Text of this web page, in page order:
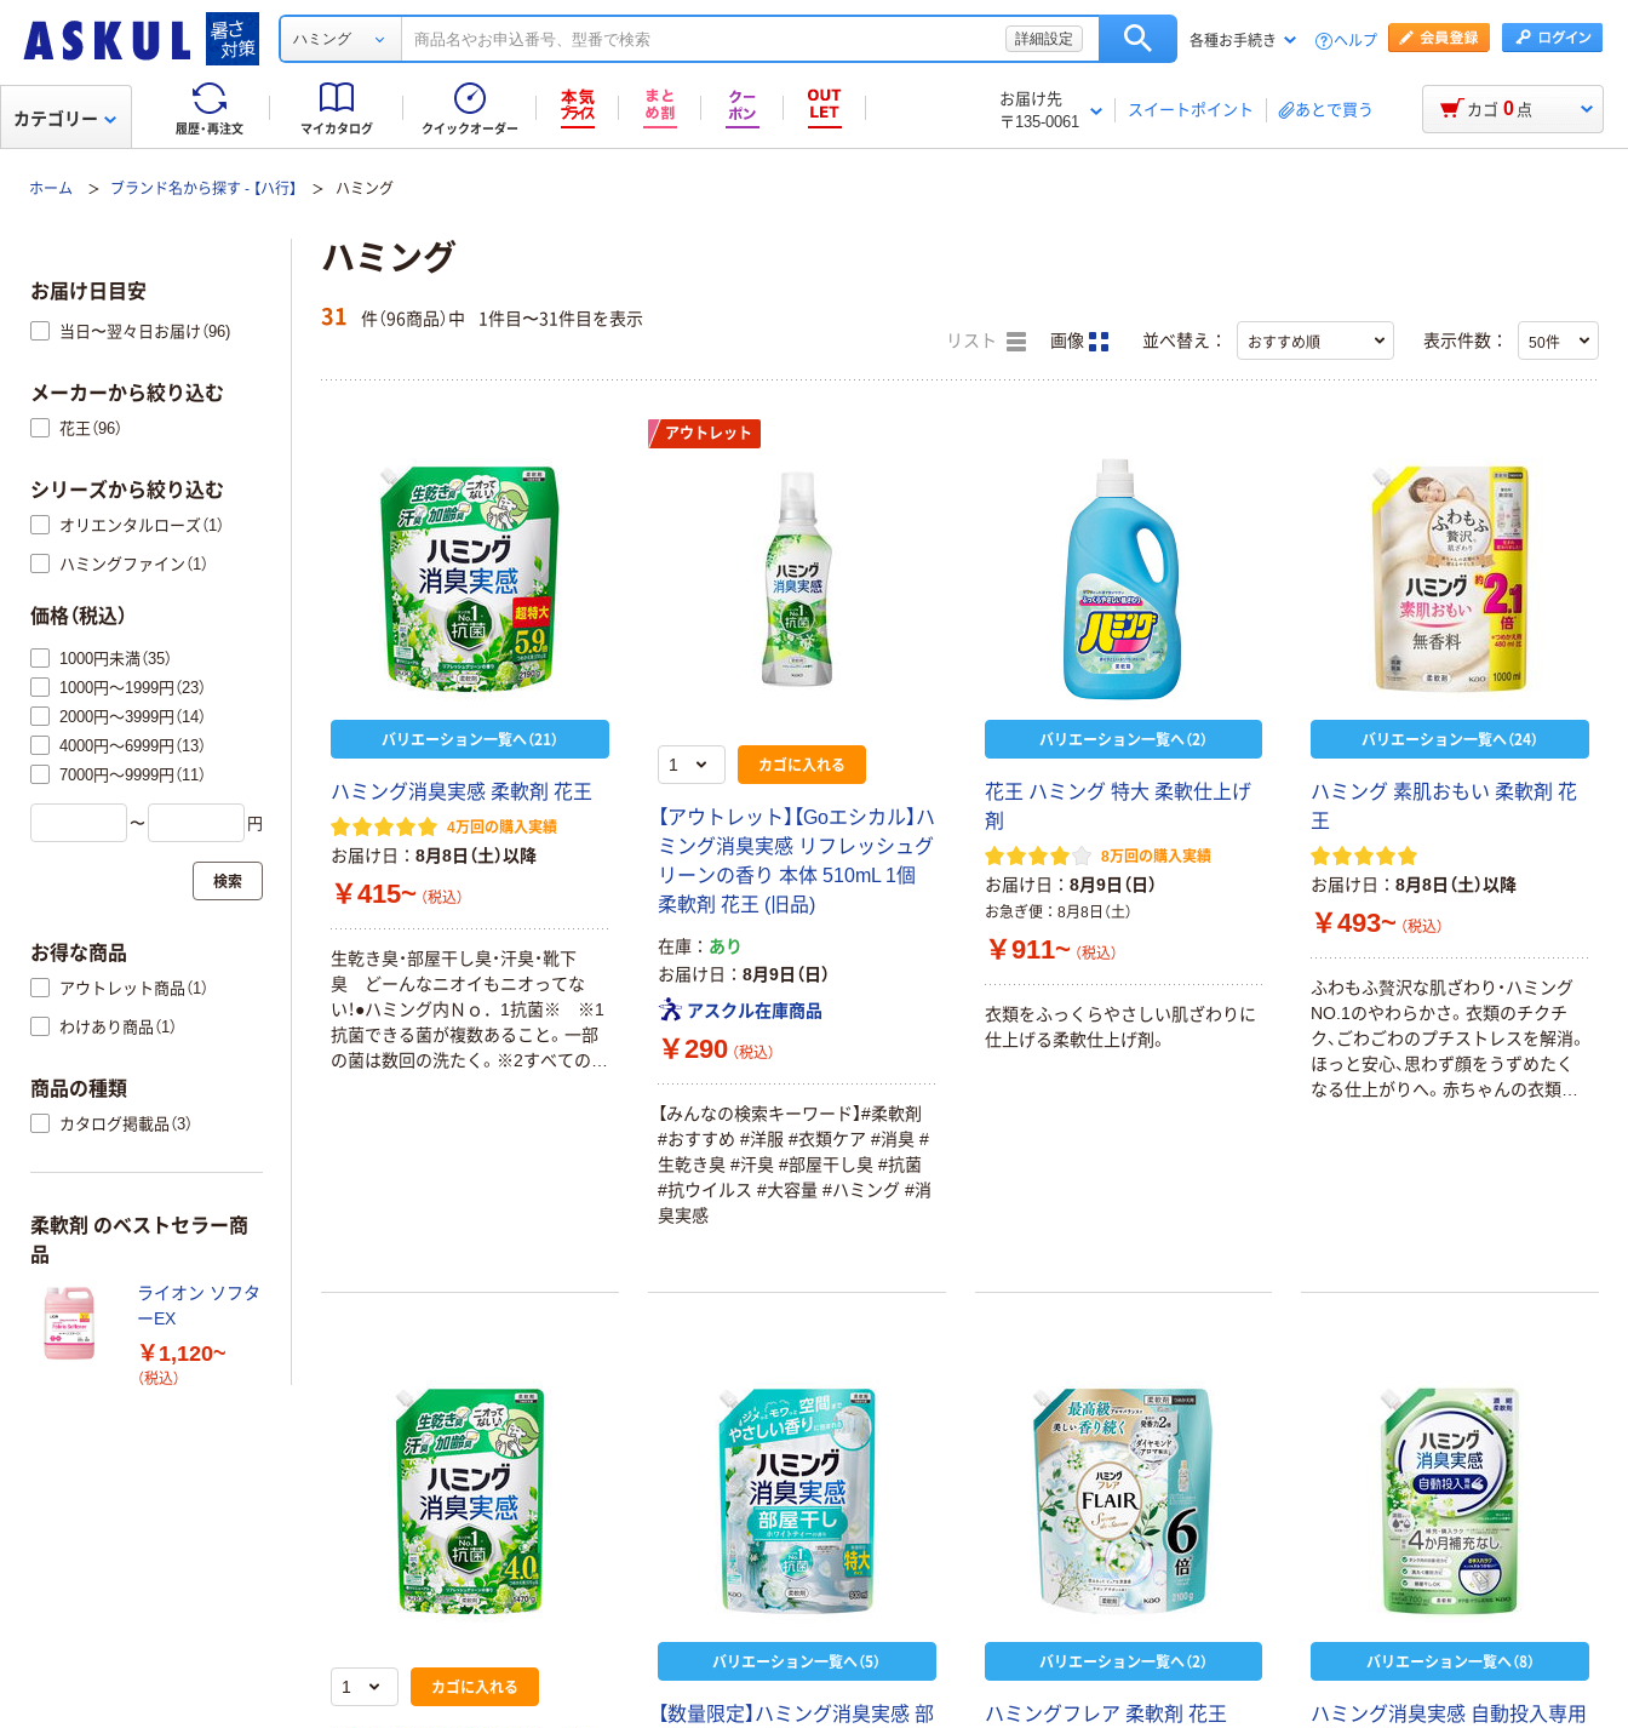
ハミング 詳細設定 各種お手続き ヘルプ
履歴・再注文 マイカタログ クイックオーダー
お届け先
〒135-0061
スイートポイント あとで買う
カテゴリー カゴ 0 点
ホーム ブランド名から探す - 【ハ行】 ハミング
ハミング
31 件（96商品）中 1件目〜31件目を表示
リスト 画像 並べ替え： 表示件数：
バリエーション一覧へ（21）
ハミング消臭実感 柔軟剤 花王
4万回の購入実績
お届け日 8月8日（土）以降
￥415~ （税込）
生乾き臭・部屋干し臭・汗臭・靴下
臭 どーんなニオイもニオってな
い！●ハミング内Ｎｏ．1抗菌※ ※1
抗菌できる菌が複数あること。一部
の菌は数回の洗たく。※2すべての菌
アウトレット
カゴに入れる
【アウトレット】【Goエシカル】ハ
ミング消臭実感 リフレッシュグ
リーンの香り 本体 510mL 1個
柔軟剤 花王 (旧品)
在庫
あり
お届け日
8月9日（日）
アスクル在庫商品
￥290 （税込）
【みんなの検索キーワード】#柔軟剤
#おすすめ #洋服 #衣類ケア #消臭 #
生乾き臭 #汗臭 #部屋干し臭 #抗菌
#抗ウイルス #大容量 #ハミング #消
臭実感
バリエーション一覧へ（2）
花王 ハミング 特大 柔軟仕上げ
剤
8万回の購入実績
お届け日 8月9日（日）
お急ぎ便 8月8日（土）
￥911~ （税込）
衣類をふっくらやさしい肌ざわりに
仕上げる柔軟仕上げ剤。
バリエーション一覧へ（24）
ハミング 素肌おもい 柔軟剤 花
王
お届け日 8月8日（土）以降
￥493~ （税込）
ふわもふ贅沢な肌ざわり・ハミング
NO.1のやわらかさ。衣類のチクチ
ク、ごわごわのプチストレスを解消。
ほっと安心、思わず顔をうずめたく
なる仕上がりへ。赤ちゃんの衣類に
カゴに入れる
バリエーション一覧へ（5）
【数量限定】ハミング消臭実感 部
バリエーション一覧へ（2）
ハミングフレア 柔軟剤 花王
バリエーション一覧へ（8）
ハミング消臭実感 自動投入専用
お届け日目安
当日〜翌々日お届け（96)
メーカーから絞り込む
花王（96）
シリーズから絞り込む
オリエンタルローズ（1）
ハミングファイン（1）
価格（税込）
1000円未満（35）
1000円～1999円（23）
2000円～3999円（14）
4000円～6999円（13）
7000円～9999円（11）
〜 円
検索
お得な商品
アウトレット商品（1）
わけあり商品（1）
商品の種類
カタログ掲載品（3）
柔軟剤 のベストセラー商
品
ライオン ソフタ
ーEX
￥1,120~
（税込）